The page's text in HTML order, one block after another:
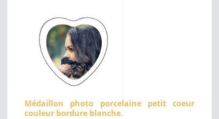
Médaillon photo porcelaine petit coeur
couleur bordure blanche.